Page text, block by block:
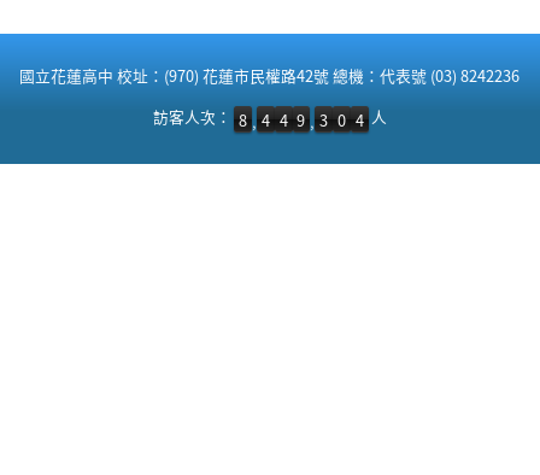
國立花蓮高中 校址：(970) 花蓮市民權路42號 總機：代表號 (03) 8242236
訪客人次：8,449,304 人
訪客人次： 8 , 4 4 9 , 3 0 4 人